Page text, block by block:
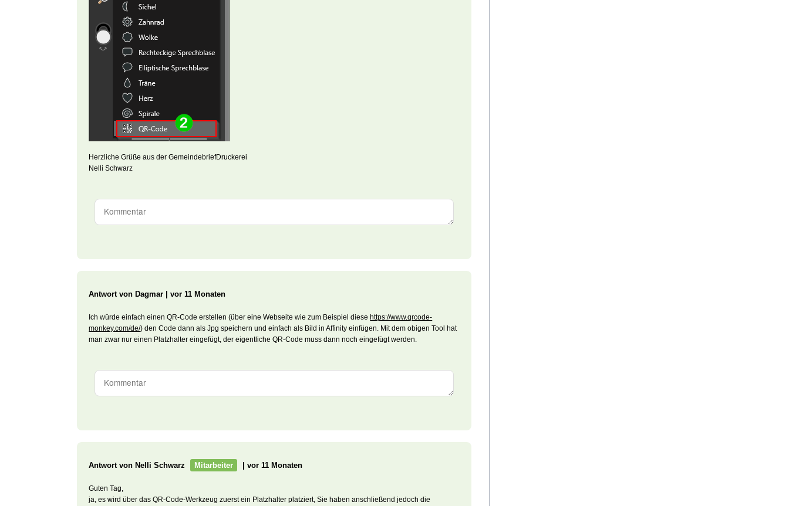
Herzliche Grüße aus der GemeindebriefDruckerei
Nelli Schwarz
Antwort von Dagmar | vor 11 Monaten
Ich würde einfach einen QR-Code erstellen (über eine Webseite wie zum Beispiel diese https://www.qrcode-
monkey.com/de/) den Code dann als Jpg speichern und einfach als Bild in Affinity einfügen. Mit dem obigen Tool hat
man zwar nur einen Platzhalter eingefügt, der eigentliche QR-Code muss dann noch eingefügt werden.
Antwort von Nelli Schwarz Mitarbeiter | vor 11 Monaten
Guten Tag,
ja, es wird über das QR-Code-Werkzeug zuerst ein Platzhalter platziert, Sie haben anschließend jedoch die